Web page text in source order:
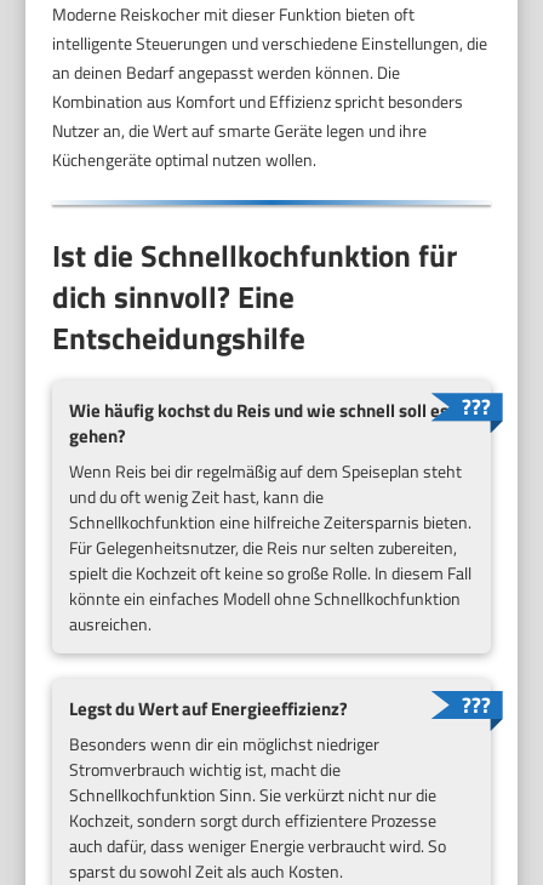
Moderne Reiskocher mit dieser Funktion bieten oft
intelligente Steuerungen und verschiedene Einstellungen, die
an deinen Bedarf angepasst werden können. Die
Kombination aus Komfort und Effizienz spricht besonders
Nutzer an, die Wert auf smarte Geräte legen und ihre
Küchengeräte optimal nutzen wollen.
Ist die Schnellkochfunktion für
dich sinnvoll? Eine
Entscheidungshilfe
Wie häufig kochst du Reis und wie schnell soll es
gehen?
Wenn Reis bei dir regelmäßig auf dem Speiseplan steht
und du oft wenig Zeit hast, kann die
Schnellkochfunktion eine hilfreiche Zeitersparnis bieten.
Für Gelegenheitsnutzer, die Reis nur selten zubereiten,
spielt die Kochzeit oft keine so große Rolle. In diesem Fall
könnte ein einfaches Modell ohne Schnellkochfunktion
ausreichen.
Legst du Wert auf Energieeffizienz?
Besonders wenn dir ein möglichst niedriger
Stromverbrauch wichtig ist, macht die
Schnellkochfunktion Sinn. Sie verkürzt nicht nur die
Kochzeit, sondern sorgt durch effizientere Prozesse
auch dafür, dass weniger Energie verbraucht wird. So
sparst du sowohl Zeit als auch Kosten.